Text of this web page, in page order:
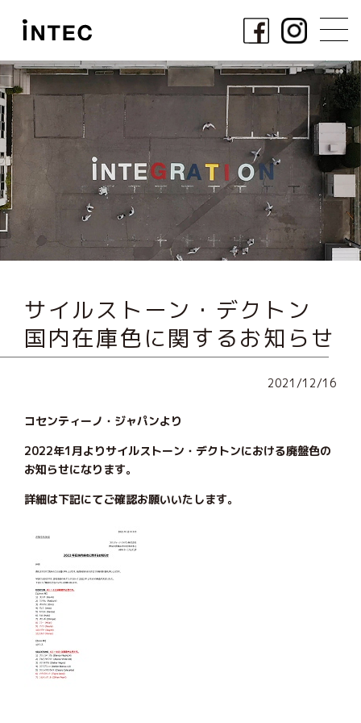
サイルストーン・デクトン
国内在庫色に関するお知らせ
2021/12/16
コセンティーノ・ジャパンより
2022年1月よりサイルストーン・デクトンにおける廃盤色の
お知らせになります。
詳細は下記にてご確認お願いいたします。